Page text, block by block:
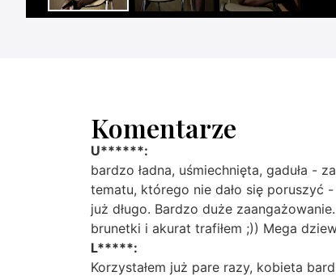
Komentarze
U******:
bardzo ładna, uśmiechnięta, gaduła -
tematu, którego nie dało się poruszyć
już długo. Bardzo duże
brunetki i akurat trafiłem ;)) Mega
L*****:
Korzystałem już pare razy, kobieta